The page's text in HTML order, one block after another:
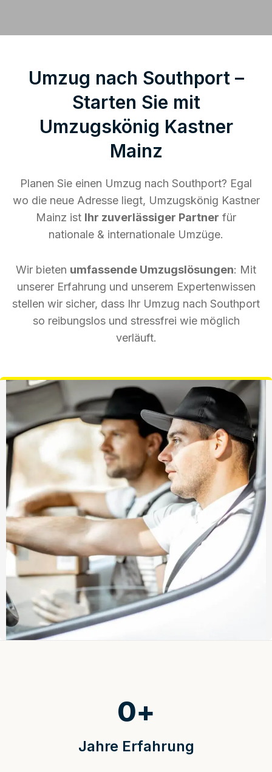
Umzug nach Southport –
Starten Sie mit
Umzugskönig Kastner
Mainz
Planen Sie einen Umzug nach Southport? Egal
wo die neue Adresse liegt, Umzugskönig Kastner
Mainz ist Ihr zuverlässiger Partner für
nationale & internationale Umzüge.
Wir bieten umfassende Umzugslösungen: Mit
unserer Erfahrung und unserem Expertenwissen
stellen wir sicher, dass Ihr Umzug nach Southport
so reibungslos und stressfrei wie möglich
verläuft.
Jahre Erfahrung
0+